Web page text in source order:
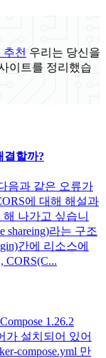
천 우리는 당신을
이트를 정리했습
결할까?
음과 같은 오류가
에 대해 해설과
나가고 싶습니
shareing)라는 구조
간에 리소스에
CORS(C...
1.26.2
가 설치되어 있어
compose.yml 만